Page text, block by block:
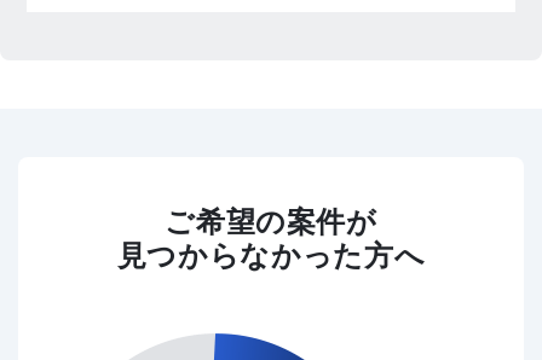
ご希望の案件が
見つからなかった方へ